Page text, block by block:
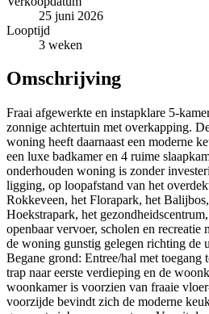
25 juni 2026
Looptijd
3 weken
Omschrijving
Fraai afgewerkte en instapklare 5-
zonnige achtertuin met overkapping.
woning heeft daarnaast een moderne
een luxe badkamer en 4 ruime
onderhouden woning is zonder
ligging, op loopafstand van het
Rokkeveen, het Florapark, het
Hoekstrapark, het
openbaar vervoer, scholen en recreatie
de woning gunstig gelegen richting de
Begane grond: Entree/hal met toegang
trap naar eerste verdieping en de
woonkamer is voorzien van fraaie
voorzijde bevindt zich de moderne